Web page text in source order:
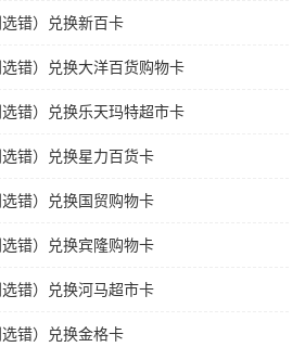
错）兑换新百卡
错）兑换大洋百货购物卡
错）兑换乐天玛特超市卡
错）兑换星力百货卡
错）兑换国贸购物卡
错）兑换宾隆购物卡
错）兑换河马超市卡
错）兑换金格卡